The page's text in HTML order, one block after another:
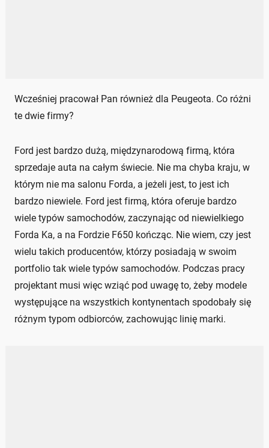
Wcześniej pracował Pan również dla Peugeota. Co różni
te dwie firmy?
Ford jest bardzo dużą, międzynarodową firmą, która
sprzedaje auta na całym świecie. Nie ma chyba kraju, w
którym nie ma salonu Forda, a jeżeli jest, to jest ich
bardzo niewiele. Ford jest firmą, która oferuje bardzo
wiele typów samochodów, zaczynając od niewielkiego
Forda Ka, a na Fordzie F650 kończąc. Nie wiem, czy jest
wielu takich producentów, którzy posiadają w swoim
portfolio tak wiele typów samochodów. Podczas pracy
projektant musi więc wziąć pod uwagę to, żeby modele
występujące na wszystkich kontynentach spodobały się
różnym typom odbiorców, zachowując linię marki.